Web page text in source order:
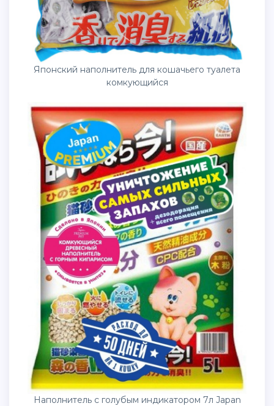
Японский наполнитель для кошачьего туалета
комкующийся
Наполнитель с голубым индикатором 7л Japan